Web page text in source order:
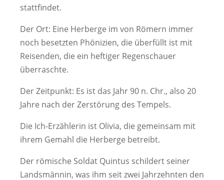
stattfindet.
Der Ort: Eine Herberge im von Römern immer
noch besetzten Phönizien, die überfüllt ist mit
Reisenden, die ein heftiger Regenschauer
überraschte.
Der Zeitpunkt: Es ist das Jahr 90 n. Chr., also 20
Jahre nach der Zerstörung des Tempels.
Die Ich-Erzählerin ist Olivia, die gemeinsam mit
ihrem Gemahl die Herberge betreibt.
Der römische Soldat Quintus schildert seiner
Landsmännin, was ihm seit zwei Jahrzehnten den